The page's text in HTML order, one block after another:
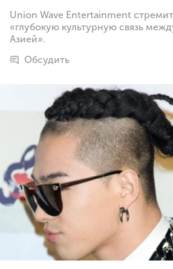
Union Wave Entertainment
«глубокую культурную связь
Азией».
Обсудить